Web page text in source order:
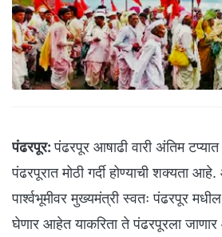
पंढरपूर: पंढरपूर आषाढी वारी अंतिम
पंढरपूरात मोठी गर्दी होण्याची शक्यता आहे.
पार्श्वभूमीवर मुख्यमंत्री स्वतः पंढरपूर
घेणार आहेत याकरिता ते पंढरपूरला